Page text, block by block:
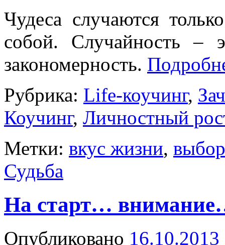
Чудеса случаются
собой. Случайность –
закономерность.
Рубрика: Life-коучинг,
Коучинг, Личностный
Метки: вкус жизни, выбор
Судьба
На старт…
Опубликовано 16.10.2013